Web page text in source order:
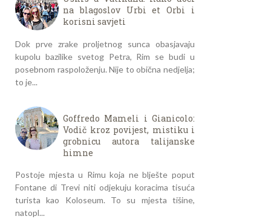
na blagoslov Urbi et Orbi i
korisni savjeti
Dok prve zrake proljetnog sunca obasjavaju
kupolu bazilike svetog Petra, Rim se budi u
posebnom raspoloženju. Nije to obična nedjelja;
to je...
Goffredo Mameli i Gianicolo:
Vodič kroz povijest, mistiku i
grobnicu autora talijanske
himne
Postoje mjesta u Rimu koja ne blješte poput
Fontane di Trevi niti odjekuju koracima tisuća
turista kao Koloseum. To su mjesta tišine,
natopl...